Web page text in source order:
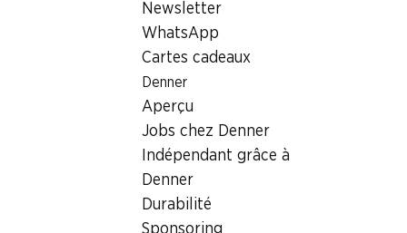
Newsletter
WhatsApp
Cartes cadeaux
Denner
Aperçu
Jobs chez Denner
Indépendant grâce à
Denner
Durabilité
Sponsoring
Retrait d'espèces avec la carte
postale / M-Card